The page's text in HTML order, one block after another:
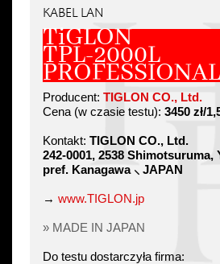
KABEL LAN
TiGLON
TPL-2000L
PROFESSIONAL
Producent: TIGLON CO., Ltd.
Cena (w czasie testu): 3450 zł/
Kontakt: TIGLON CO., Ltd.
242-0001, 2538 Shimotsuruma,
pref. Kanagawa ⸜ JAPAN
→ www.TIGLON.jp
» MADE IN JAPAN
Do testu dostarczyła firma: